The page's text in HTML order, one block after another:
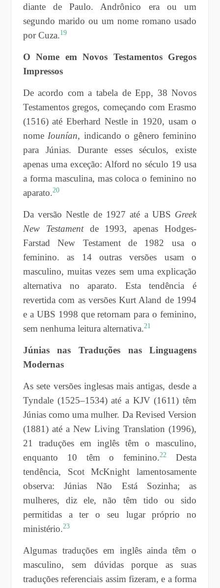
diante de Paulo. Andrônico era ou um
segundo marido ou um nome romano usado
por Cuza.19
O Nome em Novos Testamentos Gregos
Impressos
De acordo com a tabela de Epp, 38 Novos
Testamentos gregos, começando com Erasmo
(1516) até Eberhard Nestle in 1920, usam o
nome Iounían, indicando o gênero feminino
para Júnias. Durante esses séculos, existe
apenas uma exceção: Alford no século 19 usa
a forma masculina, mas coloca o feminino no
aparato.20
Da versão Nestle de 1927 até a UBS Greek
New Testamentde 1993, apenas Hodges-
Farstad New Testament de 1982 usa o
feminino. as 14 outras versões usam o
masculino, muitas vezes sem uma explicação
alternativa no aparato. Esta tendência é
revertida com as versões Kurt Aland de 1994
e a UBS 1998 que retornam para o feminino,
sem nenhuma leitura alternativa.21
Júnias nas Traduções nas Linguagens
Modernas
As sete versões inglesas mais antigas, desde a
Tyndale (1525–1534) até a KJV (1611) têm
Júnias como uma mulher. Da Revised Version
(1881) até a New Living Translation (1996),
21 traduções em inglês têm o masculino,
enquanto 10 têm o feminino.22
Desta
tendência, Scot McKnight lamentosamente
observa: Júnias Não Está Sozinha; as
mulheres, diz ele, não têm tido ou sido
permitidas a ter o seu lugar próprio no
ministério.23
Algumas traduções em inglês ainda têm o
masculino, sem dúvidas porque as suas
traduções referenciais assim fizeram, e a forma